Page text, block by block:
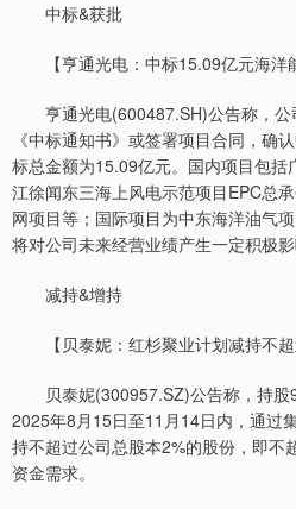
中标&获批
【亨通光电：中标15.09亿元海洋
亨通光电(600487.SH)公告称，公
《中标通知书》或签署项目合同，确
标总金额为15.09亿元。国内项目包
江徐闻东三海上风电示范项目EPC总
网项目等；国际项目为中东海洋油气
将对公司未来经营业绩产生一定积极影
减持&增持
【贝泰妮：红杉聚业计划减持不超
贝泰妮(300957.SZ)公告称，持股
2025年8月15日至11月14日内，通过
持不超过公司总股本2%的股份，即不
资金需求。